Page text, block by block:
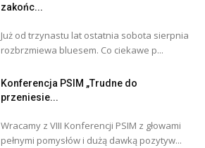
zakońc...
Już od trzynastu lat ostatnia sobota sierpnia
rozbrzmiewa bluesem. Co ciekawe p...
Konferencja PSIM „Trudne do
przeniesie...
Wracamy z VIII Konferencji PSIM z głowami
pełnymi pomysłów i dużą dawką pozytyw...